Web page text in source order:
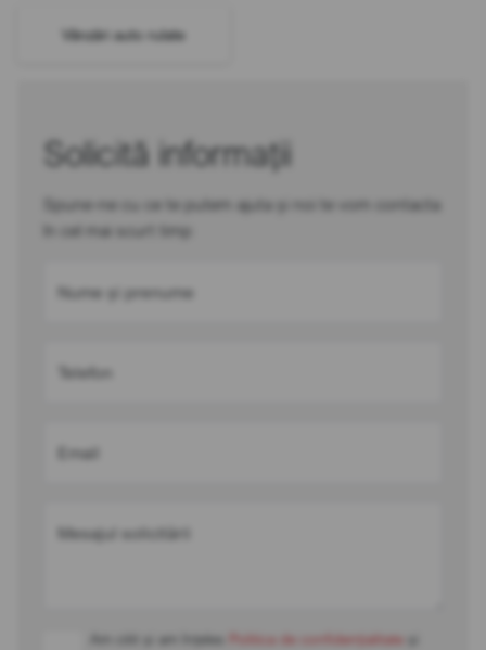
Vânzări auto rulate
Solicită informații
Spune-ne cu ce te putem ajuta și noi te vom contacta
în cel mai scurt timp
Nume și prenume
Telefon
Email
Mesajul solicitării
Am citit și am înțeles Politica de confidențialitate